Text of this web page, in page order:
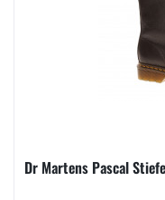
Dr Martens Pascal